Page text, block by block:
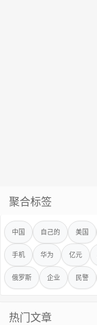
聚合标签
中国 自己的 美国
手机 华为 亿元
俄罗斯 企业 民警
热门文章